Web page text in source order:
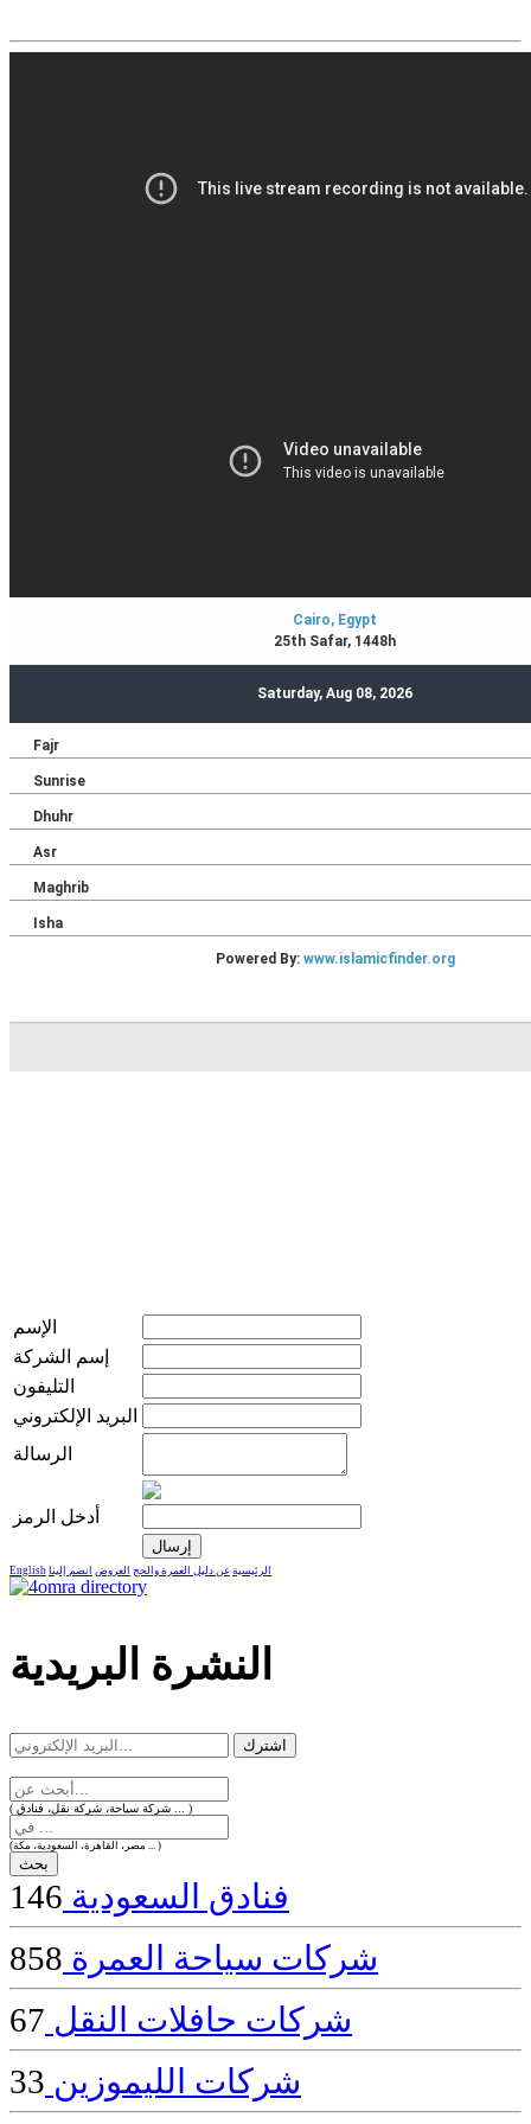
الإسم
إسم الشركة
التليفون
البريد الإلكتروني
الرسالة
أدخل الرمز
live
online
livedealercasino.online
English الرئيسية عن دليل العمرة والحج العروض انضم إلينا
النشرة البريدية
( شركة سياحة، شركة نقل، فنادق ... )
(مصر، القاهرة، السعودية، مكة ... )
فنادق السعودية 146
شركات سياحة العمرة 858
شركات حافلات النقل 67
شركات الليموزين 33